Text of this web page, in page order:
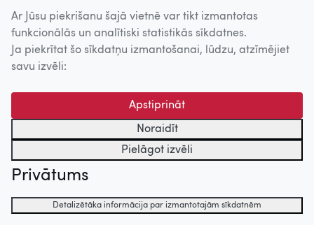
...Igarka, Cerība un Taurenis
(2008)
Ceļš uz ticību (2006)
Pūķa ola (1996)
Vilkaču mantiniece (1990)
Ar Jūsu piekrišanu šajā vietnē var tikt izmantotas
funkcionālās un analītiski statistikās sīkdatnes.
Ja piekrītat šo sīkdatņu izmantošanai, lūdzu, atzīmējiet
savu izvēli:
Apstiprināt
Noraidīt
Pielāgot izvēli
Privātums
Detalizētāka informācija par izmantotajām sīkdatnēm